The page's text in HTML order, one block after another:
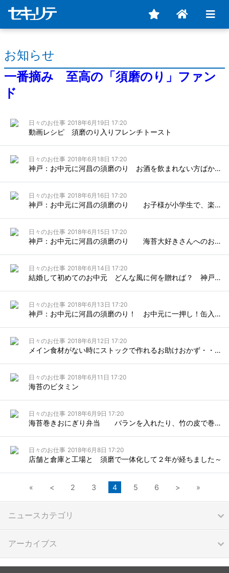
お知らせ
一番摘み 至高の「須磨のり」ファン
ド
日々のお仕事 2018年6月19日 17:20
動画レシピ 須磨のり入りフレンチトースト
日々のお仕事 2018年6月18日 17:20
神戸：お中元に河昌の須磨のり お酒を飲まれない方ばかりの会社様へのおすすめ お中元
日々のお仕事 2018年6月16日 17:20
神戸：お中元に河昌の須磨のり お子様が小学生で、楽しく食卓を囲んでほしいお宅へのお中元
日々のお仕事 2018年6月15日 17:20
神戸：お中元に河昌の須磨のり 海苔大好きさんへのお中元
日々のお仕事 2018年6月14日 17:20
結婚して初めてのお中元 どんな風に何を贈れば？ 神戸：お中元に河昌の須磨のり
日々のお仕事 2018年6月13日 17:20
神戸：お中元に河昌の須磨のり！ お中元に一押し！缶入り須磨のり
日々のお仕事 2018年6月12日 17:20
メイン食材がない時にストックで作れるお助けおかず・・・磯辺ツナバーグ
日々のお仕事 2018年6月11日 17:20
海苔のビタミン
日々のお仕事 2018年6月9日 17:20
海苔巻きおにぎり弁当 バランを入れたり、竹の皮で巻いたのは・・・
日々のお仕事 2018年6月8日 17:20
店舗と倉庫と工場と 須磨で一体化して２年が経ちました～
« < 2 3 4 5 6 > »
ニュースカテゴリ
アーカイブス